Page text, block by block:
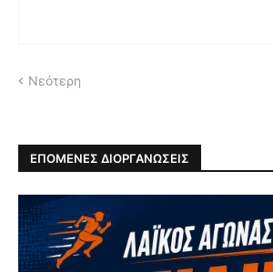
Νεότερη
ΕΠΟΜΕΝΕΣ ΔΙΟΡΓΑΝΩΣΕΙΣ